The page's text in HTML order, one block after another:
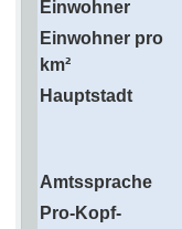
Einwohner
Einwohner pro
km²
Hauptstadt
Amtssprache
Pro-Kopf-